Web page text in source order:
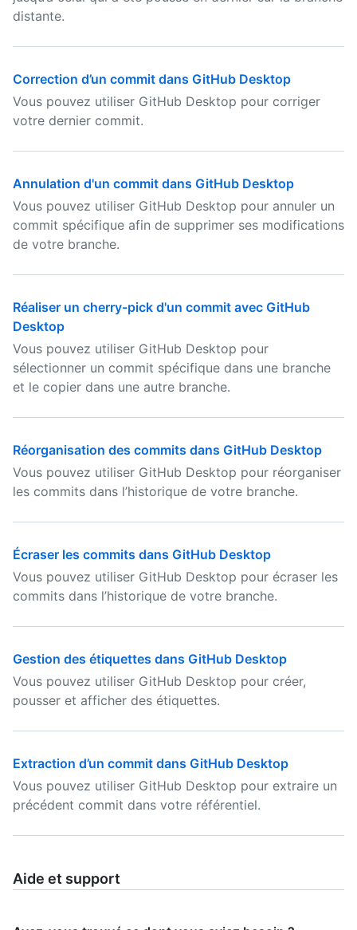
distante.
Correction d’un commit dans GitHub Desktop
Vous pouvez utiliser GitHub Desktop pour corriger
votre dernier commit.
Annulation d'un commit dans GitHub Desktop
Vous pouvez utiliser GitHub Desktop pour annuler un
commit spécifique afin de supprimer ses modifications
de votre branche.
Réaliser un cherry-pick d'un commit avec GitHub
Desktop
Vous pouvez utiliser GitHub Desktop pour
sélectionner un commit spécifique dans une branche
et le copier dans une autre branche.
Réorganisation des commits dans GitHub Desktop
Vous pouvez utiliser GitHub Desktop pour réorganiser
les commits dans l’historique de votre branche.
Écraser les commits dans GitHub Desktop
Vous pouvez utiliser GitHub Desktop pour écraser les
commits dans l’historique de votre branche.
Gestion des étiquettes dans GitHub Desktop
Vous pouvez utiliser GitHub Desktop pour créer,
pousser et afficher des étiquettes.
Extraction d’un commit dans GitHub Desktop
Vous pouvez utiliser GitHub Desktop pour extraire un
précédent commit dans votre référentiel.
Aide et support